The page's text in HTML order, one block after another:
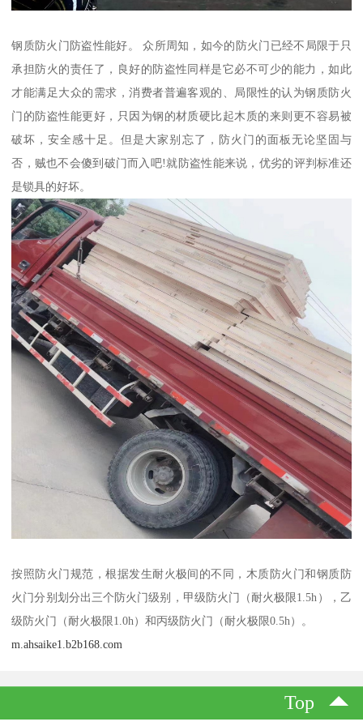
钢质防火门防盗性能好。 众所周知，如今的防火门已经不局限于只
承担防火的责任了，良好的防盗性同样是它必不可少的能力，如此
才能满足大众的需求，消费者普遍客观的、局限性的认为钢质防火
门的防盗性能更好，只因为钢的材质硬比起木质的来则更不容易被
破坏，安全感十足。但是大家别忘了，防火门的面板无论坚固与
否，贼也不会傻到破门而入吧!就防盗性能来说，优劣的评判标准还
是锁具的好坏。
按照防火门规范，根据发生耐火极间的不同，木质防火门和钢质防
火门分别划分出三个防火门级别，甲级防火门（耐火极限1.5h），乙
级防火门（耐火极限1.0h）和丙级防火门（耐火极限0.5h）。
m.ahsaike1.b2b168.com
Top